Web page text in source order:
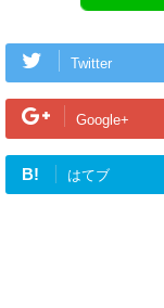
Twitter
Google+
B! はてブ